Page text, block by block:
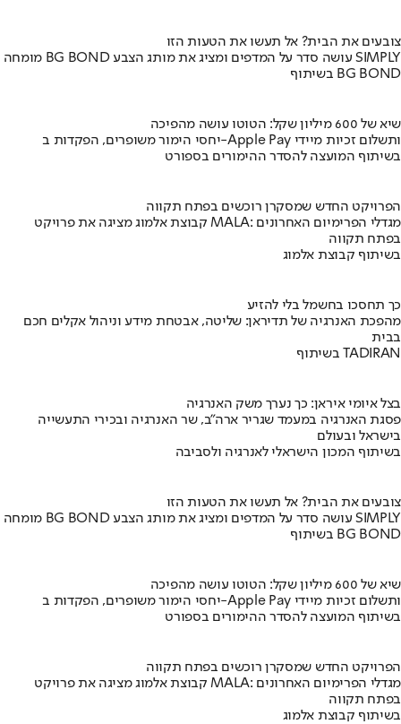
צובעים את הבית? אל תעשו את הטעות הזו
מומחה BG BOND עושה סדר על המדפים ומציג את מותג הצבע SIMPLY
בשיתוף BG BOND
שיא של 600 מיליון שקל: הטוטו עושה מהפיכה
יחסי הימור משופרים, הפקדות ב-Apple Pay ותשלום זכיות מיידי
בשיתוף המועצה להסדר ההימורים בספורט
הפרויקט החדש שמסקרן רוכשים בפתח תקווה
קבוצת אלמוג מציגה את פרויקט MALA: מגדלי הפרימיום האחרונים
בפתח תקווה
בשיתוף קבוצת אלמוג
כך תחסכו בחשמל בלי להזיע
מהפכת האנרגיה של תדיראן: שליטה, אבטחת מידע וניהול אקלים חכם
בבית
בשיתוף TADIRAN
בצל איומי איראן: כך נערך משק האנרגיה
פסגת האנרגיה במעמד שגריר ארה"ב, שר האנרגיה ובכירי התעשייה
בישראל ובעולם
בשיתוף המכון הישראלי לאנרגיה ולסביבה
צובעים את הבית? אל תעשו את הטעות הזו
מומחה BG BOND עושה סדר על המדפים ומציג את מותג הצבע SIMPLY
בשיתוף BG BOND
שיא של 600 מיליון שקל: הטוטו עושה מהפיכה
יחסי הימור משופרים, הפקדות ב-Apple Pay ותשלום זכיות מיידי
בשיתוף המועצה להסדר ההימורים בספורט
הפרויקט החדש שמסקרן רוכשים בפתח תקווה
קבוצת אלמוג מציגה את פרויקט MALA: מגדלי הפרימיום האחרונים
בפתח תקווה
בשיתוף קבוצת אלמוג